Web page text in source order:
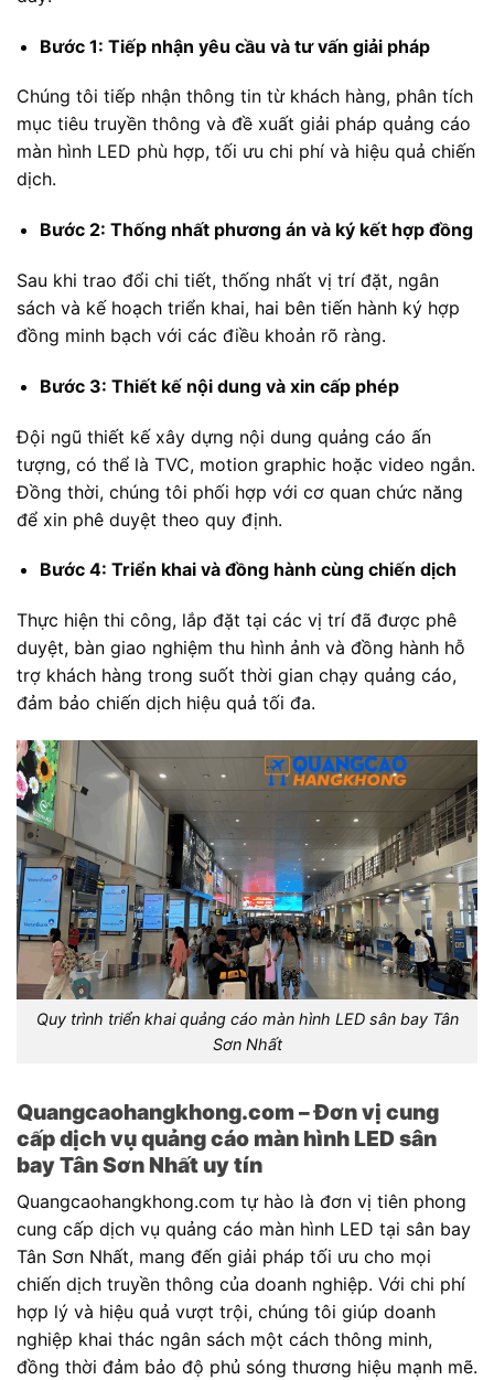
Bước 1: Tiếp nhận yêu cầu và tư vấn giải pháp
Chúng tôi tiếp nhận thông tin từ khách hàng, phân tích
mục tiêu truyền thông và đề xuất giải pháp quảng cáo
màn hình LED phù hợp, tối ưu chi phí và hiệu quả chiến
dịch.
Bước 2: Thống nhất phương án và ký kết hợp đồng
Sau khi trao đổi chi tiết, thống nhất vị trí đặt, ngân
sách và kế hoạch triển khai, hai bên tiến hành ký hợp
đồng minh bạch với các điều khoản rõ ràng.
Bước 3: Thiết kế nội dung và xin cấp phép
Đội ngũ thiết kế xây dựng nội dung quảng cáo ấn
tượng, có thể là TVC, motion graphic hoặc video ngắn.
Đồng thời, chúng tôi phối hợp với cơ quan chức năng
để xin phê duyệt theo quy định.
Bước 4: Triển khai và đồng hành cùng chiến dịch
Thực hiện thi công, lắp đặt tại các vị trí đã được phê
duyệt, bàn giao nghiệm thu hình ảnh và đồng hành hỗ
trợ khách hàng trong suốt thời gian chạy quảng cáo,
đảm bảo chiến dịch hiệu quả tối đa.
Quy trình triển khai quảng cáo màn hình LED sân bay Tân
Sơn Nhất
Quangcaohangkhong.com – Đơn vị cung
cấp dịch vụ quảng cáo màn hình LED sân
bay Tân Sơn Nhất uy tín
Quangcaohangkhong.com tự hào là đơn vị tiên phong
cung cấp dịch vụ quảng cáo màn hình LED tại sân bay
Tân Sơn Nhất, mang đến giải pháp tối ưu cho mọi
chiến dịch truyền thông của doanh nghiệp. Với chi phí
hợp lý và hiệu quả vượt trội, chúng tôi giúp doanh
nghiệp khai thác ngân sách một cách thông minh,
đồng thời đảm bảo độ phủ sóng thương hiệu mạnh mẽ.